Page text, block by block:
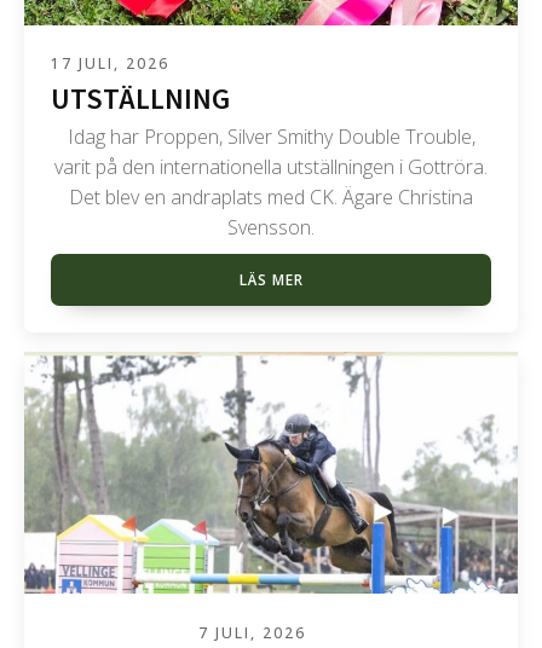
17 JULI, 2026
UTSTÄLLNING
Idag har Proppen, Silver Smithy Double Trouble,
varit på den internationella utställningen i Gottröra.
Det blev en andraplats med CK. Ägare Christina
Svensson.
LÄS MER
7 JULI, 2026